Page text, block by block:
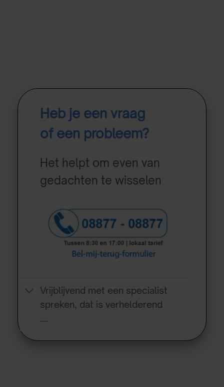
Heb je een vraag
of een probleem?
Het helpt om even van
gedachten te wisselen
Vrijblijvend met een specialist
spreken, dat is verhelderend
….